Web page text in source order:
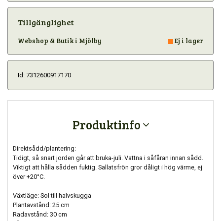
Tillgänglighet
Webshop & Butik i Mjölby Ej i lager
Id: 7312600917170
Produktinfo
Direktsådd/plantering:
Tidigt, så snart jorden går att bruka-juli. Vattna i såfåran innan sådd.
Viktigt att hålla sådden fuktig. Sallatsfrön gror dåligt i hög värme, ej
över +20°C.
Växtläge: Sol till halvskugga
Plantavstånd: 25 cm
Radavstånd: 30 cm